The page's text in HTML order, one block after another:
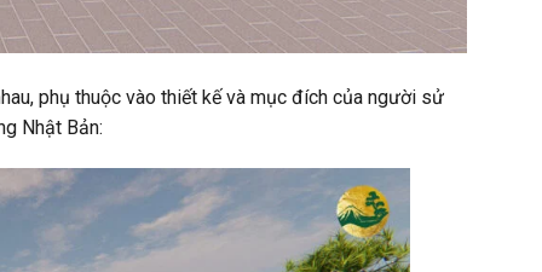
phụ thuộc vào thiết kế và mục đích của người sử
Nhật Bản: